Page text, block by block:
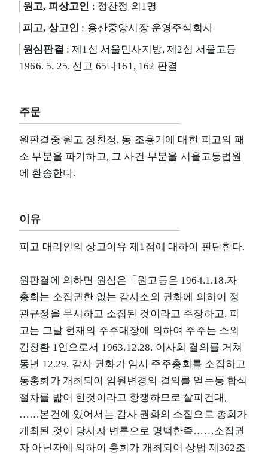
원고, 피상고인 : 정찬정 외1명
피고, 상고인 : 용산중앙시장 운영주식회사
원심판결 : 제1심 서울민사지방, 제2심 서울고등
1966. 5. 25. 선고 65나161, 162 판결
주문
원판결중 원고 정찬정, 동 조용기에 대한 피고의 패
소 부분을 파기하고, 그 사건 부분을 서울고등법원
에 환송한다.
이유
피고 대리인의 상고이유 제1점에 대하여 판단한다.
원판결에 의하면 원심은「원고등은 1964.1.18.자
총회는 소집권한 없는 감사소외 권화에 의하여 정
관규정을 무시하고 소집된 것이라고 주장하고, 피
고는 그날 현재의 주주대장에 의하여 주주는 소외
김창환 1인으로서 1963.12.28. 이사회 결의를 거쳐
동년 12.29. 감사 권화가 임시 주주총회를 소집하고
동총회가 개최되어 임원변경의 결의를 얻는등 합식
절차를 밟어 한것이라고 항쟁하므로 살피건대,
……본건에 있어서는 감사 권화의 소집으로 총회가
개최된 것이 당사자 변론으로 명백한즉……소집권
자 아닌자에 의하여 총회가 개최되어 상법 제362조